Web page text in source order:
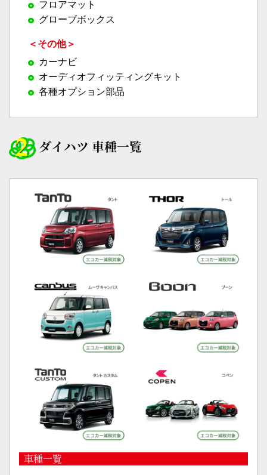
フロアマット
グローブボックス
＜その他＞
カーナビ
オーディオフィッティングキット
各種オプション部品
ダイハツ 車種一覧
車種一覧